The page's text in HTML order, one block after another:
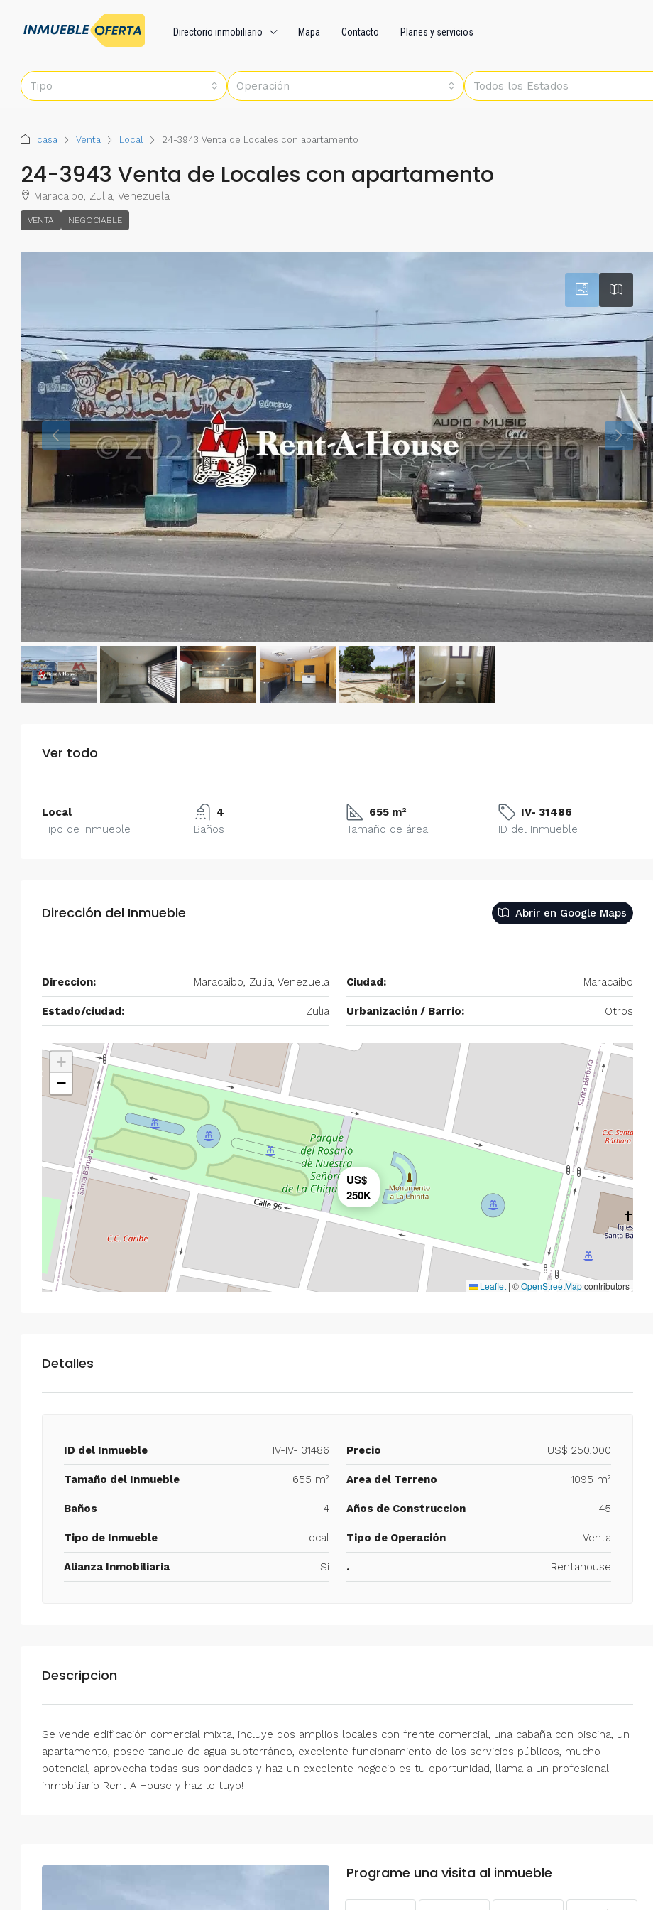
Directorio inmobiliario Mapa Contacto Planes y servicios
Tipo Operación Todos los Estados
casa Venta Local 24-3943 Venta de Locales con apartamento
24-3943 Venta de Locales con apartamento
Maracaibo, Zulia, Venezuela
VENTA NEGOCIABLE
Ver todo
Local
Tipo de Inmueble
4
Baños
655 m²
Tamaño de área
IV- 31486
ID del Inmueble
Dirección del Inmueble Abrir en Google Maps
Direccion: Maracaibo, Zulia, Venezuela Ciudad: Maracaibo
Estado/ciudad: Zulia Urbanización / Barrio: Otros
US$
250K
+
−
Leaflet | ©OpenStreetMapcontributors
Detalles
ID del Inmueble IV-IV- 31486 Precio US$ 250,000
Tamaño del Inmueble 655 m² Area del Terreno 1095 m²
Baños 4 Años de Construccion 45
Tipo de Inmueble Local Tipo de Operación Venta
Alianza Inmobiliaria Si . Rentahouse
Descripcion
Se vende edificación comercial mixta, incluye dos amplios locales con frente comercial, una cabaña con piscina, un
apartamento, posee tanque de agua subterráneo, excelente funcionamiento de los servicios públicos, mucho
potencial, aprovecha todas sus bondades y haz un excelente negocio es tu oportunidad, llama a un profesional
inmobiliario Rent A House y haz lo tuyo!
Programe una visita al inmueble
Alquiler en Prados del Este – 2
Habitaciones, 2 Baños, Patio. Amoblado
y Equipado
Centro Comercial Concresa, Avenida Principal de
Prados del Este, Prados del Este, Sector: Prado del
Este, Caracas, Parroquia Nuestra Señora del Rosario,
Municipio Baruta, Distrito Metropolitano de Caracas,
Estado Miranda, 1080, Venezuela
100 m²
ANEXO
350/mes
Alquiler De Anexo En Prados Del Este
Caracas | Con Planta y tanque
subterráneo
Centro Comercial Concresa, Avenida Principal de
Prados del Este, Prados del Este, Sector: Prado del
Este, Caracas, Parroquia Nuestra Señora del Rosario,
Municipio Baruta, Distrito Metropolitano de Caracas,
Estado Miranda, 1080, Venezuela
20